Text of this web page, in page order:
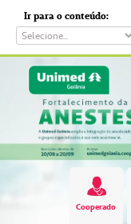
Ir para o conteúdo:
Cooperado